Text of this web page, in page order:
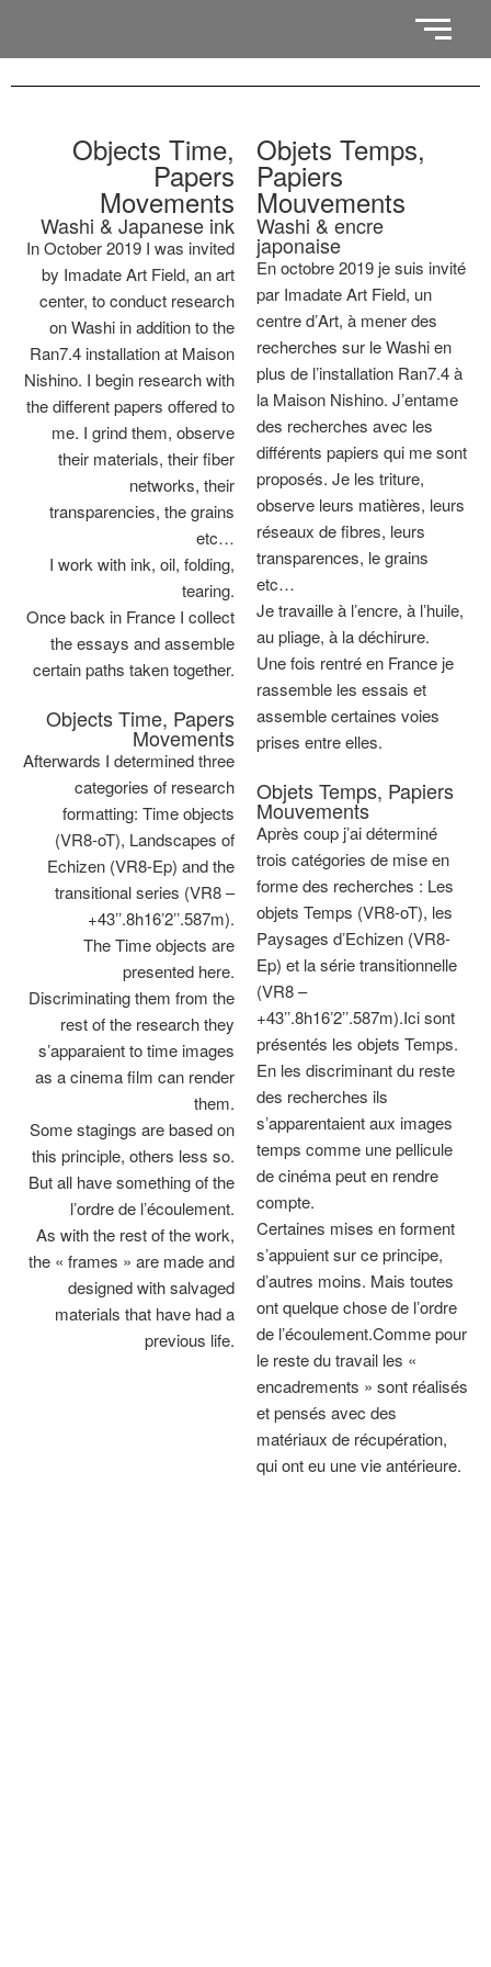
Objects Time,
Papers
Movements
Washi & Japanese ink
In October 2019 I was invited
by Imadate Art Field, an art
center, to conduct research
on Washi in addition to the
Ran7.4 installation at Maison
Nishino. I begin research with
the different papers offered to
me. I grind them, observe
their materials, their fiber
networks, their
transparencies, the grains
etc…
I work with ink, oil, folding,
tearing.
Once back in France I collect
the essays and assemble
certain paths taken together.
Objects Time, Papers
Movements
Afterwards I determined three
categories of research
formatting: Time objects
(VR8-oT), Landscapes of
Echizen (VR8-Ep) and the
transitional series (VR8 –
+43ʼʼ.8h16ʼ2ʼʼ.587m).
The Time objects are
presented here.
Discriminating them from the
rest of the research they
sʼapparaient to time images
as a cinema film can render
them.
Some stagings are based on
this principle, others less so.
But all have something of the
lʼordre de lʼécoulement.
As with the rest of the work,
the « frames » are made and
designed with salvaged
materials that have had a
previous life.
Objets Temps,
Papiers
Mouvements
Washi & encre
japonaise
En octobre 2019 je suis invité
par Imadate Art Field, un
centre dʼArt, à mener des
recherches sur le Washi en
plus de lʼinstallation Ran7.4 à
la Maison Nishino. Jʼentame
des recherches avec les
différents papiers qui me sont
proposés. Je les triture,
observe leurs matières, leurs
réseaux de fibres, leurs
transparences, le grains
etc…
Je travaille à lʼencre, à lʼhuile,
au pliage, à la déchirure.
Une fois rentré en France je
rassemble les essais et
assemble certaines voies
prises entre elles.
Objets Temps, Papiers
Mouvements
Après coup jʼai déterminé
trois catégories de mise en
forme des recherches : Les
objets Temps (VR8-oT), les
Paysages dʼEchizen (VR8-
Ep) et la série transitionnelle
(VR8 –
+43ʼʼ.8h16ʼ2ʼʼ.587m).Ici sont
présentés les objets Temps.
En les discriminant du reste
des recherches ils
sʼapparentaient aux images
temps comme une pellicule
de cinéma peut en rendre
compte.
Certaines mises en forment
sʼappuient sur ce principe,
dʼautres moins. Mais toutes
ont quelque chose de lʼordre
de lʼécoulement.Comme pour
le reste du travail les «
encadrements » sont réalisés
et pensés avec des
matériaux de récupération,
qui ont eu une vie antérieure.